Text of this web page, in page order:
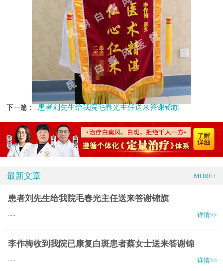
下一篇： 患者刘先生给我院毛春光主任送来答谢锦旗
最新文章 MORE+
患者刘先生给我院毛春光主任送来答谢锦旗
..... 详情>>
李作梅收到我院已康复白斑患者蔡女士送来答谢锦
..... 详情>>